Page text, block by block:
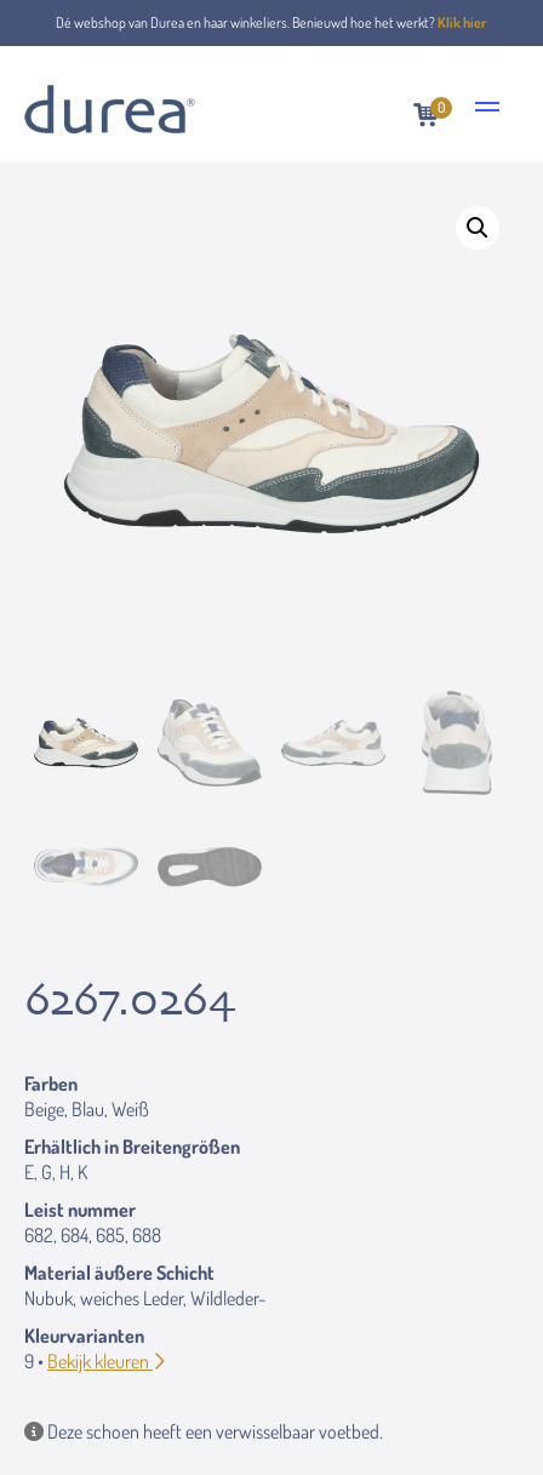
Dé webshop van Durea en haar winkeliers. Benieuwd hoe het werkt?Klik hier
0
Home Schnürschuhe
6267.0264
Farben
Beige, Blau, Weiß
Erhältlich in Breitengrößen
E, G, H, K
Leist nummer
682, 684, 685, 688
Material äußere Schicht
Nubuk, weiches Leder, Wildleder-
Kleurvarianten
9 • Bekijk kleuren
Deze schoen heeft een verwisselbaar voetbed.